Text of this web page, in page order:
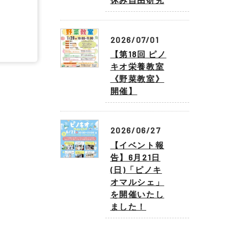
2026/07/01
【第18回 ピノ
キオ栄養教室
《野菜教室》
開催】
2026/06/27
【イベント報
告】6月21日
(日)「ピノキ
オマルシェ」
を開催いたし
ました！